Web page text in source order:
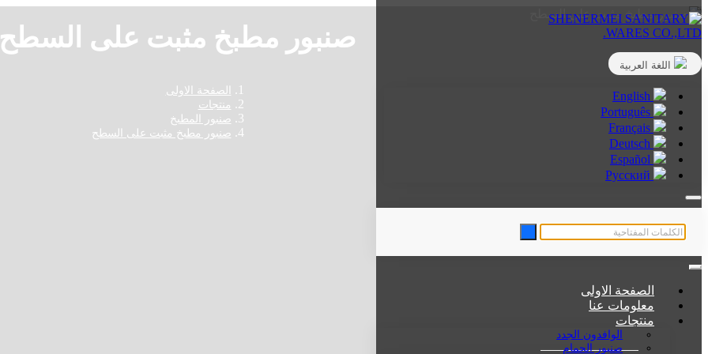
اللغة العربية
الصفحة الاولى
معلومات عنا
منتجات
الوافدون الجدد
صنبور الحمام
صنبور مطبخ مثبت على السطح
الصفحة الاولى
منتجات
صنبور المطبخ
صنبور مطبخ مثبت على السطح